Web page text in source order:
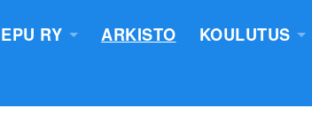
EPU RY
VALIOKUNNAT JA TIIMIT
ARKISTO
KOULUTUS
LASTEN